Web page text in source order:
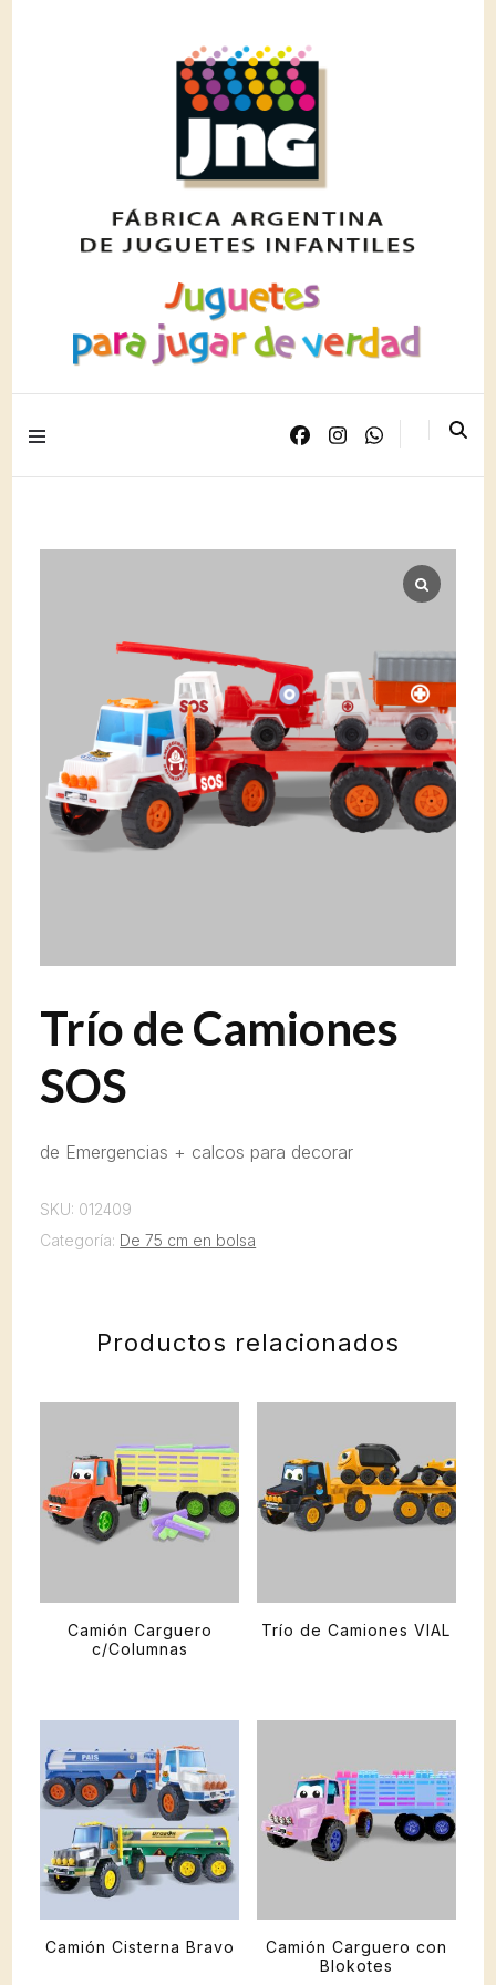
JNG PLAST
Juguetes para jugar de verdad
Trío de Camiones
SOS
de Emergencias + calcos para decorar
SKU: 012409
Categoría: De 75 cm en bolsa
Productos relacionados
Camión Carguero
c/Columnas
Trío de Camiones VIAL
Camión Cisterna Bravo
Camión Carguero con
Blokotes